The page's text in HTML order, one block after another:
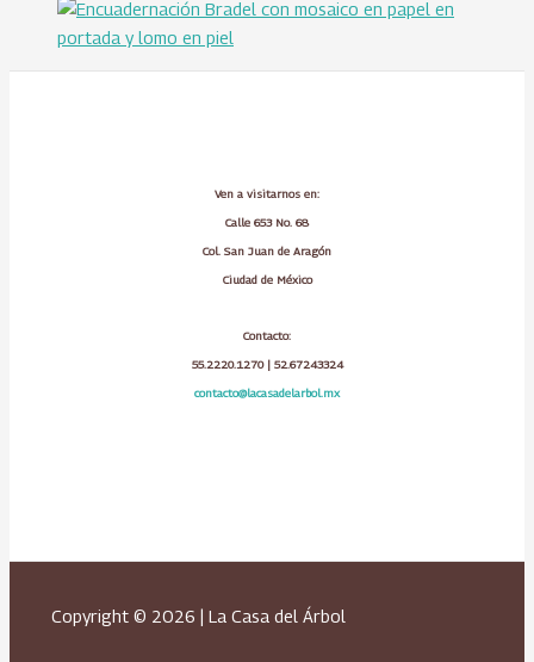
Ven a visitarnos en:
Calle 653 No. 68
Col. San Juan de Aragón
Ciudad de México
Contacto:
55.2220.1270 | 52.67243324
contacto@lacasadelarbol.mx
Copyright © 2026 | La Casa del Árbol